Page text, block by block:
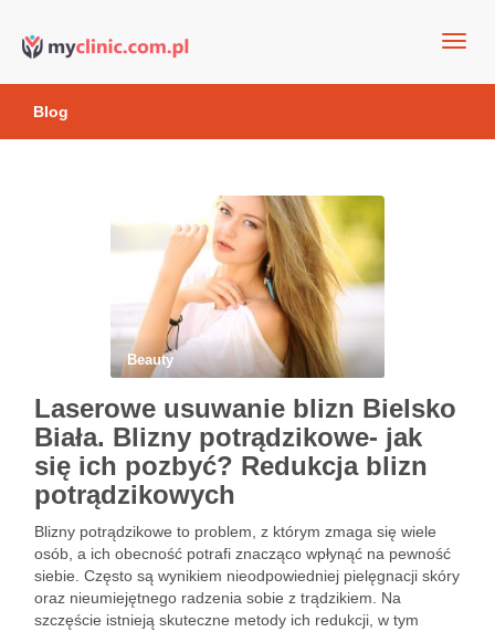
Kosmetyki antyoksydacyjne
Blog
Beauty
Laserowe usuwanie blizn Bielsko
Biała. Blizny potrądzikowe- jak
się ich pozbyć? Redukcja blizn
potrądzikowych
Blizny potrądzikowe to problem, z którym zmaga się wiele
osób, a ich obecność potrafi znacząco wpłynąć na pewność
siebie. Często są wynikiem nieodpowiedniej pielęgnacji skóry
oraz nieumiejętnego radzenia sobie z trądzikiem. Na
szczęście istnieją skuteczne metody ich redukcji, w tym